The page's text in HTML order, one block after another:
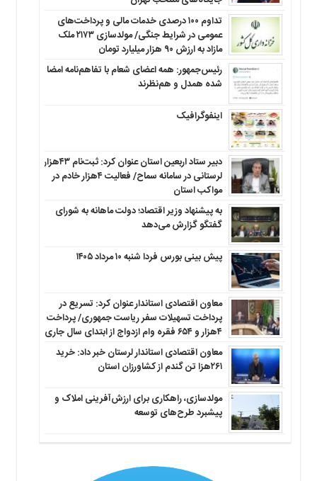
تداوم ۱۰۰ درصدی خدمات مالی و پرداخت‌های
عمومی در شرایط جنگی/ مولدسازی ۲۱۷۳ ملک
مازاد به ارزش ۹۰ هزار میلیارد تومان
رئیس‌جمهور: همه اعضای شعام با تفاهم‌نامه امضا
شده همدل و هم‌نظرند
اینفوگرافیک
دبیر ستاد اربعین استان عنوان کرد: ثبت‌نام ۴۳هزار
لرستانی در سامانه سماح/ فعالیت ۴هزار خادم در
مواکب استان
به پیشنهاد وزیر اقتصاد؛ دولت ماهانه به شورای
گفتگو گزارش می‌دهد
پیش بینی بورس فردا شنبه ۱۰ مرداد ۱۴۰۵
معاون اقتصادی استاندار عنوان کرد: تسریع در
پرداخت تسهیلات سفر ریاست جمهوری/ پرداخت
۴هزار و ۶۵۴ فقره وام ازدواج از ابتدای سال جاری
معاون اقتصادی استاندار لرستان خبر داد: خرید
۲۶۱هزا تن گندم از کشاورزان استان
مولدسازی، راهکاری برای ارزش‌آفرینی املاک و
پیشبرد طرح‌های توسعه